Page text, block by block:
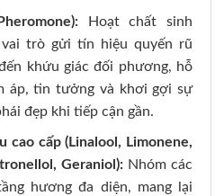
Hoạt chất sinh
trò gửi tín hiệu quyến rũ
khứu giác đối phương, hỗ
áp, tin tưởng và khơi gợi sự
đẹp khi tiếp cận gần.
cao cấp (Linalool, Limonene,
Geraniol): Nhóm các
hương đa diện, mang lại